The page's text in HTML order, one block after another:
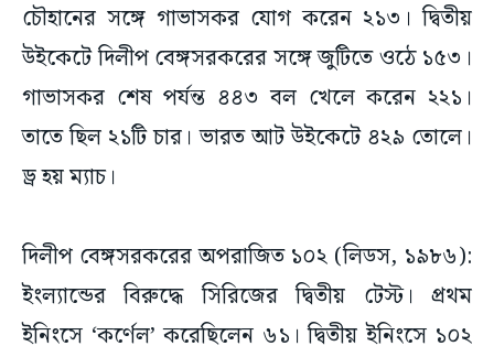
চৌহানের সঙ্গে গাভাসকর যোগ করেন ২১৩। দ্বিতীয়
উইকেটে দিলীপ বেঙ্গসরকরের সঙ্গে জুটিতে ওঠে ১৫৩।
গাভাসকর শেষ পর্যন্ত ৪৪৩ বল খেলে করেন ২২১।
তাতে ছিল ২১টি চার। ভারত আট উইকেটে ৪২৯ তোলে।
ড্র হয় ম্যাচ।
দিলীপ বেঙ্গসরকরের অপরাজিত ১০২ (লিডস, ১৯৮৬):
ইংল্যান্ডের বিরুদ্ধে সিরিজের দ্বিতীয় টেস্ট। প্রথম
ইনিংসে ‘কর্ণেল’ করেছিলেন ৬১। দ্বিতীয় ইনিংসে ১০২